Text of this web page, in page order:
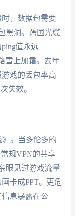
，数据包需要
黑洞。跨国光缆
值永远
雪上加霜。去年
戏的丢包率高
失效。
。当多伦多的
规VPN的共享
眼见过游戏流量
卡成PPT。更危
息暴露在公